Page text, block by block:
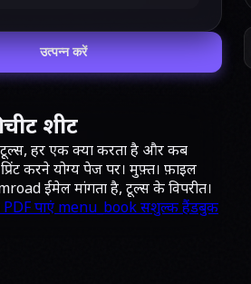
उत्पन्न करें
शीट
हर एक क्या करता है और कब
करने योग्य पेज पर। मुफ़्त। फ़ाइल
ईमेल मांगता है, टूल्स के विपरीत।
पाएंmenu_bookसशुल्क हैंडबुक